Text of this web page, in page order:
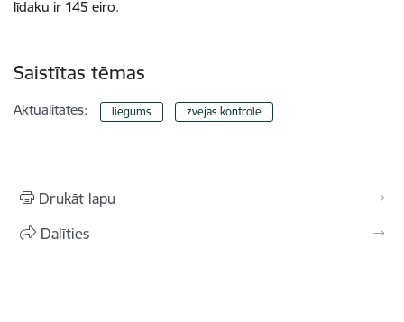
līdaku ir 145 eiro.
Saistītas tēmas
Aktualitātes: liegums zvejas kontrole
Drukāt lapu
Dalīties